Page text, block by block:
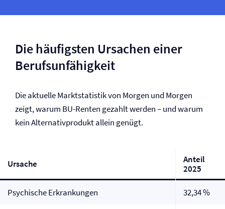
Die häufigsten Ursachen einer
Berufs­unfähigkeit
Die aktuelle Marktstatistik von Morgen und Morgen
zeigt, warum BU-Renten gezahlt werden – und warum
kein Alternativprodukt allein genügt.
Ursache
Anteil
2025
Psychische Erkrankungen 32,34 %